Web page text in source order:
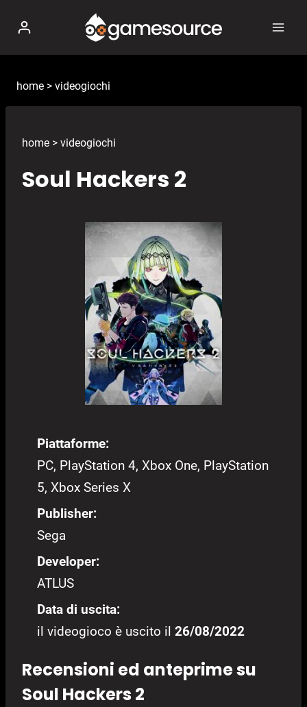
contenuto
home > videogiochi
home > videogiochi
Soul Hackers 2
Piattaforme:
PC, PlayStation 4, Xbox One, PlayStation
5, Xbox Series X
Publisher:
Sega
Developer:
ATLUS
Data di uscita:
il videogioco è uscito il 26/08/2022
Recensioni ed anteprime su
Soul Hackers 2